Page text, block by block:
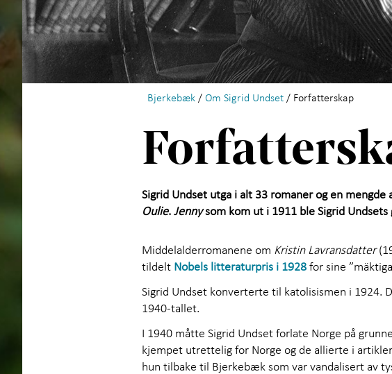
Bjerkebæk / Om Sigrid Undset / Forfatterskap
Sigrid Undset utga i alt 33 romaner og en
Oulie. Jennysom kom ut i 1911 ble Sigrid
Middelalderromanene om Kristin Lavransdatter
tildelt Nobels litteraturpris i 1928 for sine
Sigrid Undset konverterte til katolisismen i 1924.
1940-tallet.
I 1940 måtte Sigrid Undset forlate Norge på
kjempet utrettelig for Norge og de allierte i
hun tilbake til Bjerkebæk som var vandalisert av